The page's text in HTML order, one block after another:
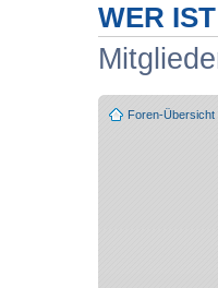
WER
Foren-Übersicht